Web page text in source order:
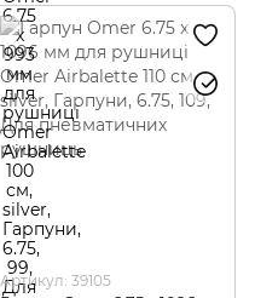
Артикул: 39105